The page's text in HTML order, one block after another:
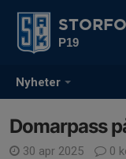
Nyheter
P19
Domarpass
30 apr 2025
0